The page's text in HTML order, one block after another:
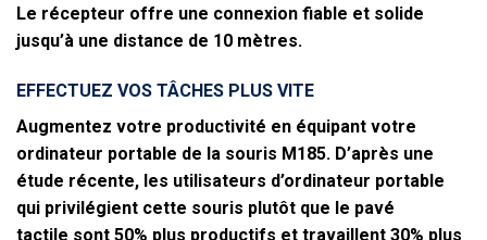
Le récepteur offre une connexion fiable et solide
jusqu’à une distance de 10 mètres.
EFFECTUEZ VOS TÂCHES PLUS VITE
Augmentez votre productivité en équipant votre
ordinateur portable de la souris M185. D’après une
étude récente, les utilisateurs d’ordinateur portable
qui privilégient cette souris plutôt que le pavé
tactile sont 50% plus productifs et travaillent 30% plus